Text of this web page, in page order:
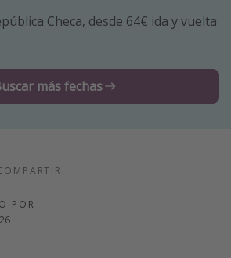
EspañaCheca, desde 64€ ida y vuelta
más fechas
POR